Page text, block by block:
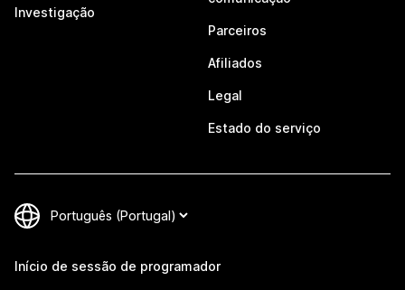
Investigação
Parceiros
Afiliados
Legal
Estado do serviço
Início de sessão de programador